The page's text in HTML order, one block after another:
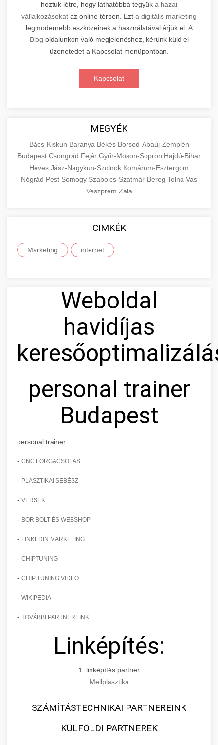
hoztuk létre, hogy láthatóbbá tegyük a hazai
vállalkozásokat az online térben. Ezt a digitális marketing
legmodernebb eszközeinek a használatával érjük el. A
Blog oldalunkon való megjelenéshez, kérünk küld el
üzenetedet a Kapcsolat menüpontban.
Kapcsolat
MEGYÉK
Bács-Kiskun Baranya Békés Borsod-Abaúj-Zemplén
Budapest Csongrád Fejér Győr-Moson-Sopron Hajdú-Bihar
Heves Jász-Nagykun-Szolnok Komárom-Esztergom
Nógrád Pest Somogy Szabolcs-Szatmár-Bereg Tolna Vas
Veszprém Zala
CIMKÉK
Marketing internet
Weboldal
havidíjas
personal trainer
Budapest
personal trainer
- CNC FORGÁCSOLÁS
- PLASZTIKAI SEBÉSZ
- VERSEK
- BOR BOLT ÉS WEBSHOP
- LINKEDIN MARKETING
- CHIPTUNING
- CHIP TUNING VIDEO
- WIKIPEDIA
- TOVÁBBI PARTNEREINK
Linképítés:
1. linképítés partner
Mellplasztika
SZÁMÍTÁSTECHNIKAI PARTNEREINK
KÜLFÖLDI PARTNEREK